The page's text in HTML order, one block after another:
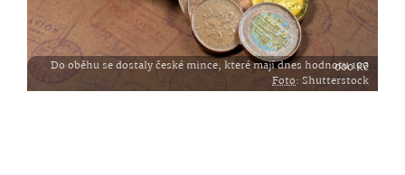
Do oběhu se dostaly české mince, které mají dnes hodnotu 100 000 Kč
Foto: Shutterstock